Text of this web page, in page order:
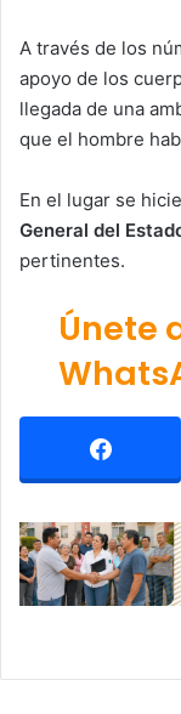
A través de los
apoyo de los
llegada de una
que el hombre
En el lugar se
General del
pertinentes.
Únete